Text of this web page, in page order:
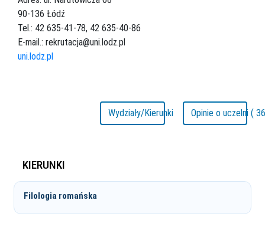
90-136 Łódź
Tel.: 42 635-41-78, 42 635-40-86
E-mail.: rekrutacja@uni.lodz.pl
uni.lodz.pl
Wydziały/Kierunki Opinie o uczelni (
KIERUNKI
Filologia romańska